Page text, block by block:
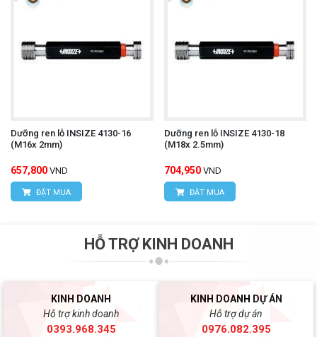
Dưỡng ren lỗ INSIZE 4130-16
(M16x 2mm)
657,800 VND
ĐẶT MUA
Dưỡng ren lỗ INSIZE 4130-18
(M18x 2.5mm)
704,950 VND
ĐẶT MUA
HỖ TRỢ KINH DOANH
KINH DOANH
Hỗ trợ kinh doanh
0393.968.345
KINH DOANH DỰ ÁN
Hỗ trợ dự án
0976.082.395